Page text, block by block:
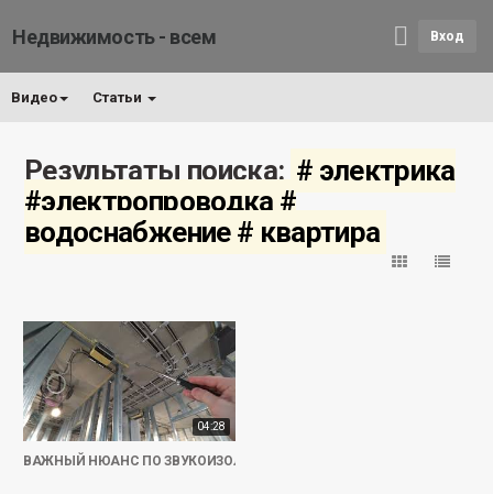
Недвижимость - всем Вход
Видео Статьи
Результаты поиска: # электрика
#электропроводка #
водоснабжение # квартира
04:28
ВАЖНЫЙ НЮАНС ПО ЗВУКОИЗОЛЯЦИИ | Ремонт квартиры в Москве